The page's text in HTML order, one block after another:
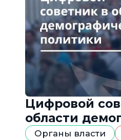
Цифровой
области
политики
Органы власти